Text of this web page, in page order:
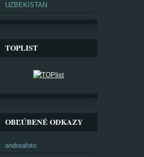
UZBEKISTAN
TOPLIST
OBĽÚBENÉ ODKAZY
andreafoto